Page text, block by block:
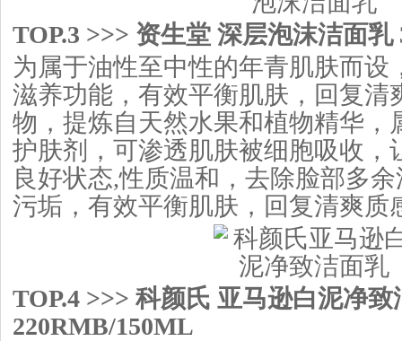
TOP.3 >>> 资生堂 深层泡沫洁面
为属于油性至中性的年青肌肤而设
滋养功能，有效平衡肌肤，回复清
物，提炼自天然水果和植物精华，
护肤剂，可渗透肌肤被细胞吸收，
良好状态,性质温和，去除脸部多
污垢，有效平衡肌肤，回复清爽质
TOP.4 >>> 科颜氏 亚马逊白泥净致
220RMB/150ML